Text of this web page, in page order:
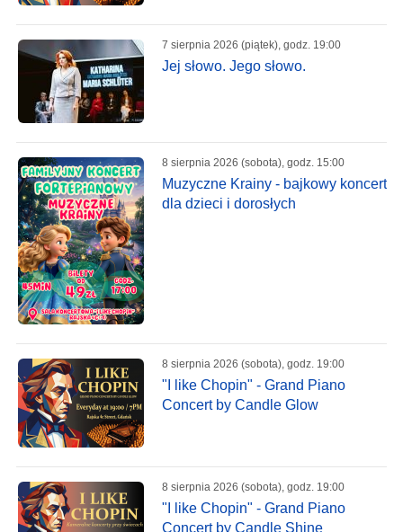
7 sierpnia 2026 (piątek), godz. 19:00
Jej słowo. Jego słowo.
8 sierpnia 2026 (sobota), godz. 15:00
Muzyczne Krainy - bajkowy koncert
dla dzieci i dorosłych
8 sierpnia 2026 (sobota), godz. 19:00
"I like Chopin" - Grand Piano
Concert by Candle Glow
8 sierpnia 2026 (sobota), godz. 19:00
"I like Chopin" - Grand Piano
Concert by Candle Shine